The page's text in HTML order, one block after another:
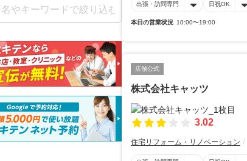
出張・訪問専門 日祝OK
本日の営業状況 10:00〜19:00
店舗公式
株式会社キャッツ
3.02
住宅リフォーム・リノベーション